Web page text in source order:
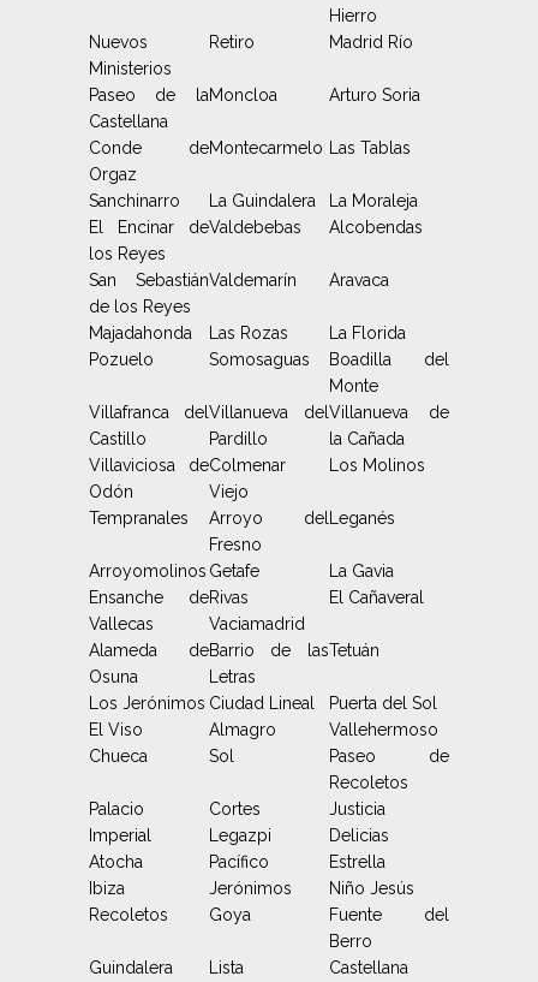
Hierro
Nuevos
Ministerios
Retiro Madrid Río
Paseo de la
Castellana
Moncloa Arturo Soria
Conde de
Orgaz
Montecarmelo Las Tablas
Sanchinarro La Guindalera
La Moraleja
El Encinar de
los Reyes
Valdebebas Alcobendas
San Sebastián
de los Reyes
Valdemarín Aravaca
Majadahonda Las Rozas
La Florida
Pozuelo
Somosaguas
Boadilla del
Monte
Villafranca del
Castillo
Villanueva del
Pardillo
Villanueva de
la Cañada
Villaviciosa de
Odón
Colmenar
Viejo
Los Molinos
Tempranales
Arroyo del
Fresno
Leganés
Arroyomolinos Getafe
La Gavia
Ensanche de
Vallecas
Rivas
Vaciamadrid
El Cañaveral
Alameda de
Osuna
Barrio de las
Letras
Tetuán
Los Jerónimos Ciudad Lineal
Puerta del Sol
El Viso
Almagro
Vallehermoso
Chueca
Sol
Paseo de
Recoletos
Palacio
Cortes
Justicia
Imperial
Legazpi
Delicias
Atocha
Pacífico
Estrella
Ibiza
Jerónimos
Niño Jesús
Recoletos
Goya
Fuente del
Berro
Guindalera
Lista
Castellana